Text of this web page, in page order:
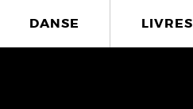
DANSE LIVRES